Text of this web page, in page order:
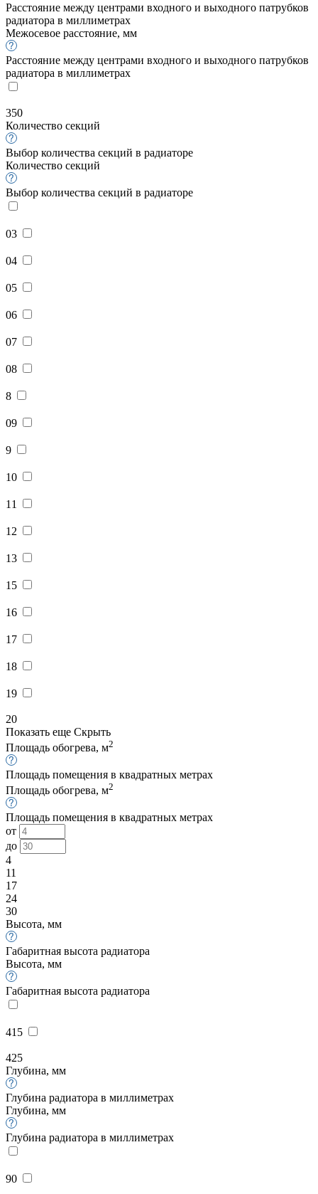
Расстояние между центрами входного и выходного патрубков
радиатора в миллиметрах
Межосевое расстояние, мм
Расстояние между центрами входного и выходного патрубков
радиатора в миллиметрах
350
Количество секций
Выбор количества секций в радиаторе
Количество секций
Выбор количества секций в радиаторе
03
04
05
06
07
08
8
09
9
10
11
12
13
15
16
17
18
19
20
Показать еще Скрыть
Площадь обогрева, м2
Площадь помещения в квадратных метрах
Площадь обогрева, м2
Площадь помещения в квадратных метрах
от
до
4
11
17
24
30
Высота, мм
Габаритная высота радиатора
Высота, мм
Габаритная высота радиатора
415
425
Глубина, мм
Глубина радиатора в миллиметрах
Глубина, мм
Глубина радиатора в миллиметрах
90